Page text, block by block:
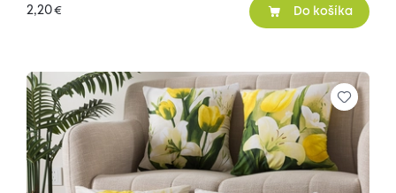
2,20€ Do košíka